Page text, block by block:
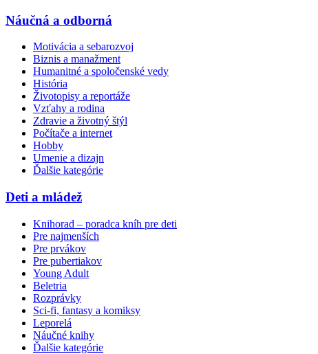
Náučná a odborná
Motivácia a sebarozvoj
Biznis a manažment
Humanitné a spoločenské vedy
História
Životopisy a reportáže
Vzťahy a rodina
Zdravie a životný štýl
Počítače a internet
Hobby
Umenie a dizajn
Ďalšie kategórie
Deti a mládež
Knihorad – poradca kníh pre deti
Pre najmenších
Pre prvákov
Pre pubertiakov
Young Adult
Beletria
Rozprávky
Sci-fi, fantasy a komiksy
Leporelá
Náučné knihy
Ďalšie kategórie